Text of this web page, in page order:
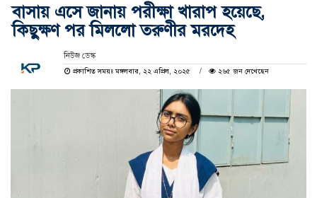
বাসায় এসে জানায় পরীক্ষা খারাপ হয়েছে,
কিছুক্ষণ পর মিললো তরুণীর মরদেহ
নিউজ ডেস্ক
প্রকাশিত সময়ঃ মঙ্গলবার, ২২ এপ্রিল, ২০২৫
২৬৫ জন দেখেছেন